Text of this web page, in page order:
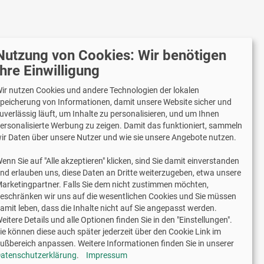
versenden mit
Lieferung auch an Packstationen und
Postfilialen
Samstagszustellung
2 Jahre Gewährleistung
von Cookies: Wir benötigen
Einwilligung
nutzen Cookies und andere Technologien der lokalen
von Informationen, damit unsere Website sicher und
läuft, um Inhalte zu personalisieren, und um Ihnen
Werbung zu zeigen. Damit das funktioniert, sammeln
Daten über unsere Nutzer und wie sie unsere Angebote nutzen.
Sie auf "Alle akzeptieren" klicken, sind Sie damit einverstanden
erlauben uns, diese Daten an Dritte weiterzugeben, etwa unsere
Falls Sie dem nicht zustimmen möchten,
wir uns auf die wesentlichen Cookies und Sie müssen
leben, dass die Inhalte nicht auf Sie angepasst werden.
Details und alle Optionen finden Sie in den "Einstellungen".
können diese auch später jederzeit über den Cookie Link im
anpassen. Weitere Informationen finden Sie in unserer
. Impressum